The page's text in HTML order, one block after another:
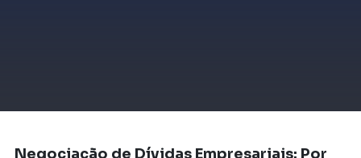
Negociação de Dívidas Empresariais: Por